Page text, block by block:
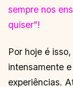
sempre nos
quiser”!
Por hoje é
intensamente
experiências.